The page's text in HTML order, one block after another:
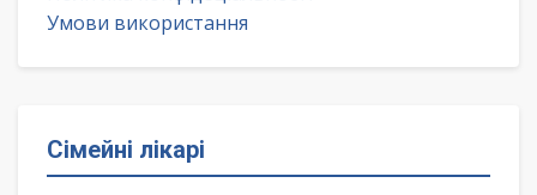
Умови використання
Сімейні лікарі